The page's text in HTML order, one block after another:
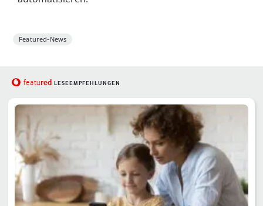
Featured-News
featured LESEEMPFEHLUNGEN